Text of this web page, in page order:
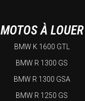
MOTOS À LOUER
BMW K 1600 GTL
BMW R 1300 GS
BMW R 1300 GSA
BMW R 1250 GS